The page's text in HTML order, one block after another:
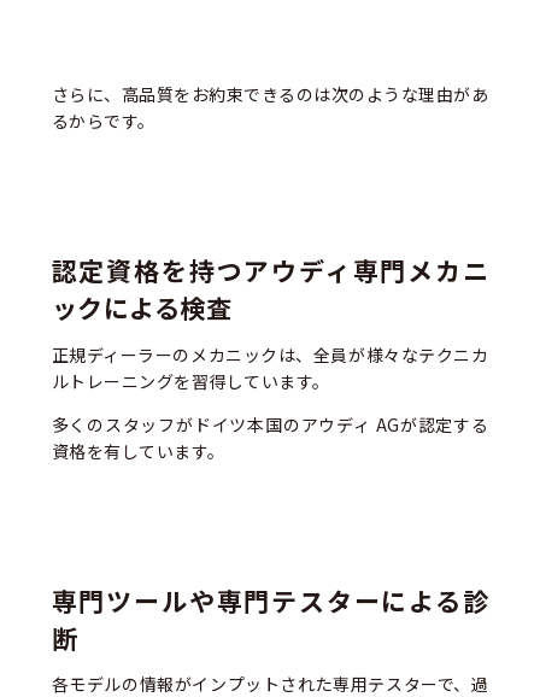
さらに、高品質をお約束できるのは次のような理由があ
るからです。
認定資格を持つアウディ専門メカニ
ックによる検査
正規ディーラーのメカニックは、全員が様々なテクニカ
ルトレーニングを習得しています。
多くのスタッフがドイツ本国のアウディ AGが認定する
資格を有しています。
専門ツールや専門テスターによる診
断
各モデルの情報がインプットされた専用テスターで、過